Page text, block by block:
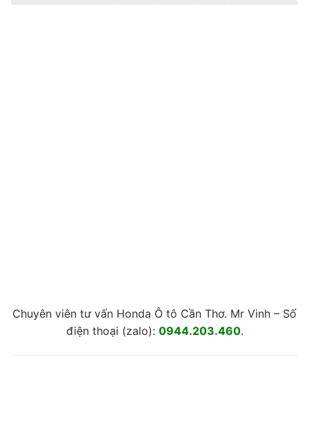
Chuyên viên tư vấn Honda Ô tô Cần Thơ. Mr Vinh – Số
điện thoại (zalo): 0944.203.460.